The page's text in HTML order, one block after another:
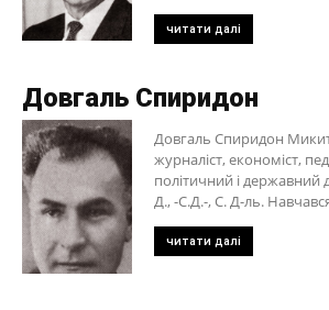
читати далі
Довгаль Спиридон
Довгаль Спиридон
журналіст, економіст,
політичний і державний
Д., -С.Д.-, С. Д-ль. Навчався
читати далі